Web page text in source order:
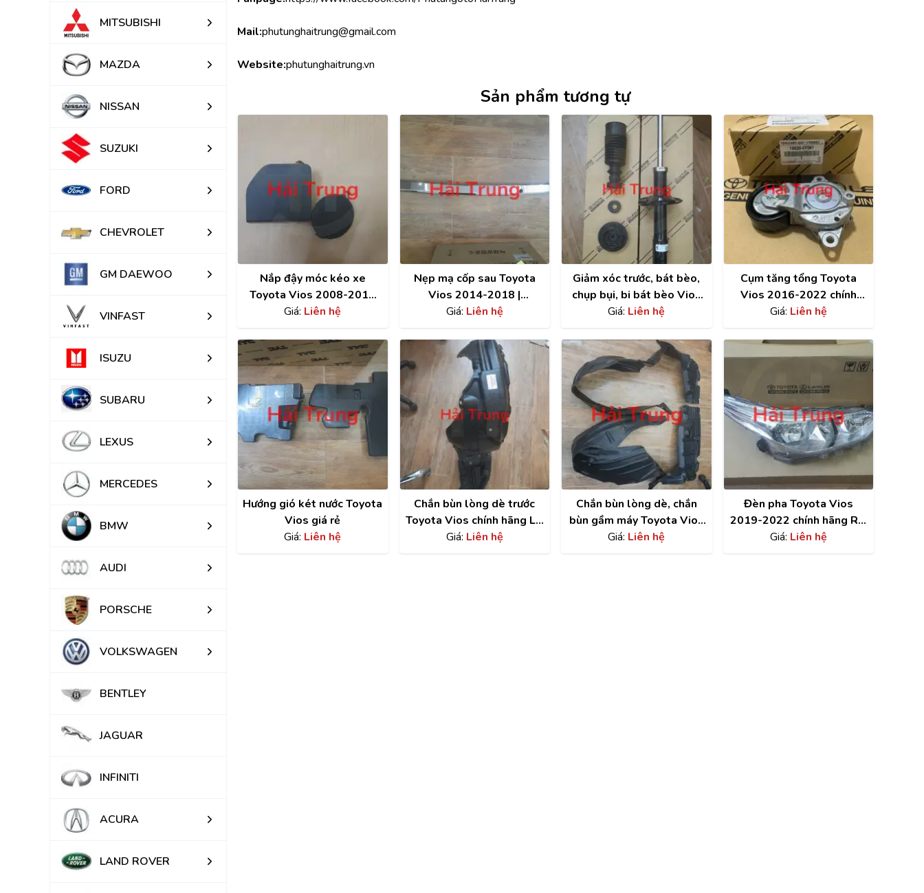
MITSUBISHI
MAZDA
NISSAN
SUZUKI
FORD
CHEVROLET
GM DAEWOO
VINFAST
ISUZU
SUBARU
LEXUS
MERCEDES
BMW
AUDI
PORSCHE
VOLKSWAGEN
BENTLEY
JAGUAR
INFINITI
ACURA
LAND ROVER
Mail:phutunghaitrung@gmail.com
Website:phutunghaitrung.vn
Sản phẩm tương tự
Nắp đậy móc kéo xe
Toyota Vios 2008-2018
giá rẻ
Giá: Liên hệ
Nẹp mạ cốp sau Toyota
Vios 2014-2018 |
768010D280
Giá: Liên hệ
Giảm xóc trước, bát bèo,
chụp bụi, bi bát bèo Vios
2014-2022
Giá: Liên hệ
Cụm tăng tổng Toyota
Vios 2016-2022 chính
hãng | 166200Y061
Giá: Liên hệ
Hướng gió két nước Toyota
Vios giá rẻ
Giá: Liên hệ
Chắn bùn lòng dè trước
Toyota Vios chính hãng LH
| 538760D531
Giá: Liên hệ
Chắn bùn lòng dè, chắn
bùn gầm máy Toyota Vios
giá rẻ
Giá: Liên hệ
Đèn pha Toyota Vios
2019-2022 chính hãng RH
| 811300DF30
Giá: Liên hệ